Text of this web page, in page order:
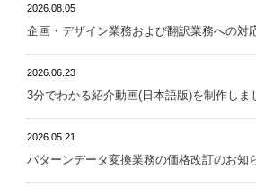
2026.08.05
企画・デザイン業務および翻訳業務への対
2026.06.23
3分でわかる紹介動画(日本語版)を制作しま
2026.05.21
パターンデータ変換業務の価格改訂のお知